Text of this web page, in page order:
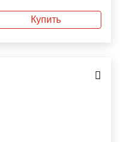
Купить